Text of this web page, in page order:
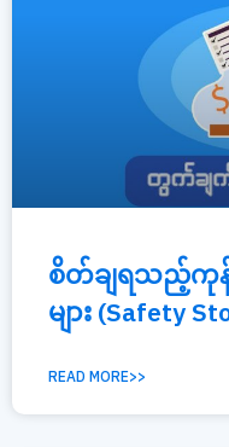
စိတ်ချရသည့်ကု
များ (Safety
READ MORE>>